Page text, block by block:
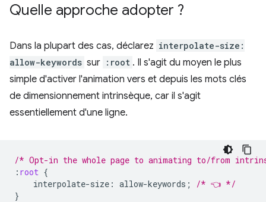
Quelle approche adopter ?
Dans la plupart des cas, déclarez interpolate-size:
allow-keywords sur :root . Il s'agit du moyen le plus
simple d'activer l'animation vers et depuis les mots clés
de dimensionnement intrinsèque, car il s'agit
essentiellement d'une ligne.
/* Opt-in the whole page to animating to/from
: root {
interpolate-size : allow-keywords ;
/* 👈 */
}